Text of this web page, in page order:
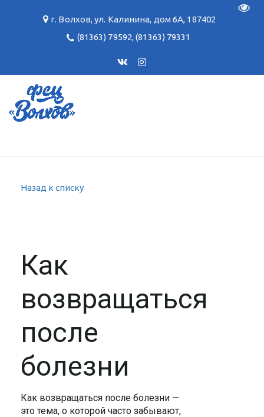
г. Волхов,ул. Калинина, дом 6А, 187402
(81363) 79592,(81363) 79331
Назад к списку
Как
возвращаться
после
болезни
Как возвращаться после болезни —
это тема, о которой часто забывают,